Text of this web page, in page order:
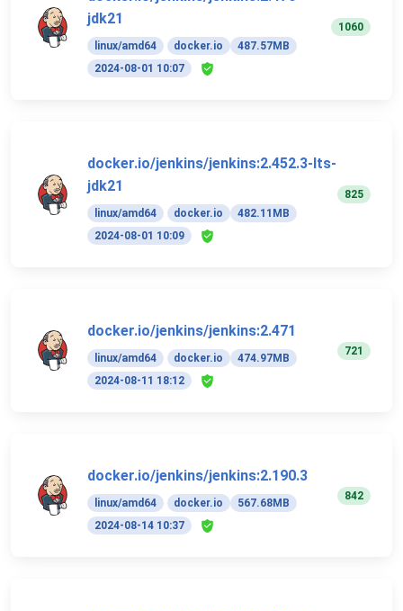
jdk21
linux/amd64 docker.io
487.57MB
2024-08-01 10:07
1060
docker.io/jenkins/jenkins:2.452.3-lts-
jdk21
linux/amd64 docker.io
482.11MB
2024-08-01 10:09
825
docker.io/jenkins/jenkins:2.471
linux/amd64 docker.io
474.97MB
2024-08-11 18:12
721
docker.io/jenkins/jenkins:2.190.3
linux/amd64 docker.io
567.68MB
2024-08-14 10:37
842